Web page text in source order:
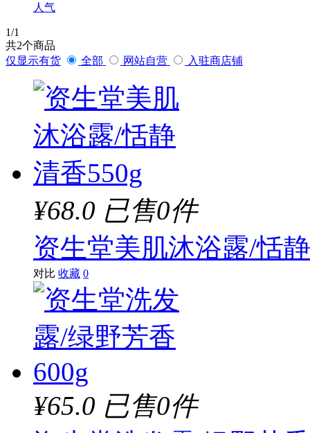
人气
1/1
共2个商品
仅显示有货
全部 网站自营 入驻商店铺
¥68.0 已售0件
资生堂美肌沐浴露/恬
对比 收藏 0
¥65.0 已售0件